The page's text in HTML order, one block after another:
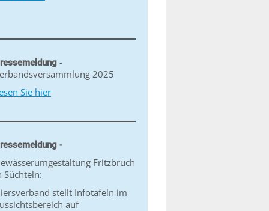
-
2025
Sie hier
-
Fritzbruch
Süchteln:
stellt Infotafeln im
auf